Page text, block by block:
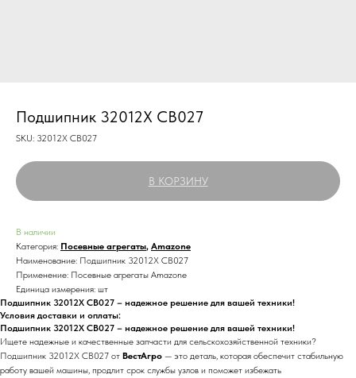
Подшипник 32012X СB027
SKU: 32012X СB027
В КОРЗИНУ
В наличии
Категория: Посевные агрегаты, Amazone
Наименование: Подшипник 32012X СB027
Применение: Посевные агрегаты Amazone
Единица измерения: шт
Подшипник 32012X СB027 – надежное решение для вашей техники!
Условия доставки и оплаты:
Подшипник 32012X СB027 – надежное решение для вашей техники!
Ищете надежные и качественные запчасти для сельскохозяйственной техники?
Подшипник 32012X СB027 от ВестАгро — это деталь, которая обеспечит стабильную
работу вашей машины, продлит срок службы узлов и поможет избежать